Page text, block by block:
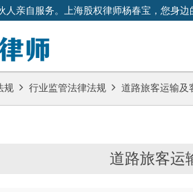
人亲自服务。上海股权律师杨春宝，您身边
规 行业监管法律法规 道路旅客运输及
道路旅客运